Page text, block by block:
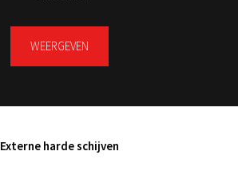
WEERGEVEN
Externe harde schijven